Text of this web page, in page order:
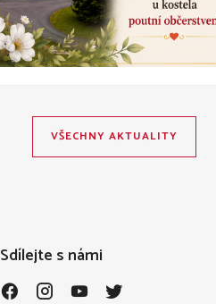
VŠECHNY AKTUALITY
Sdílejte s námi